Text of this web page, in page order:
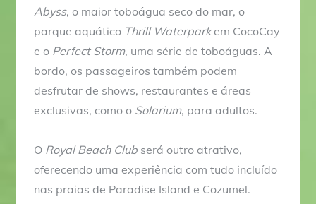
Abyss, o maior toboágua seco do mar, o
parque aquático Thrill Waterparkem CocoCay
e o Perfect Storm, uma série de toboáguas. A
bordo, os passageiros também podem
desfrutar de shows, restaurantes e áreas
exclusivas, como o Solarium, para adultos.
O Royal Beach Club será outro atrativo,
oferecendo uma experiência com tudo incluído
nas praias de Paradise Island e Cozumel.